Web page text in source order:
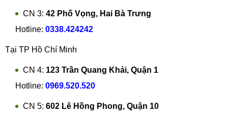
CN 3: 42 Phố Vọng, Hai Bà Trưng
Hotline: 0338.424242
Tại TP Hồ Chí Minh
CN 4: 123 Trần Quang Khải, Quận 1
Hotline: 0969.520.520
CN 5: 602 Lê Hồng Phong, Quận 10